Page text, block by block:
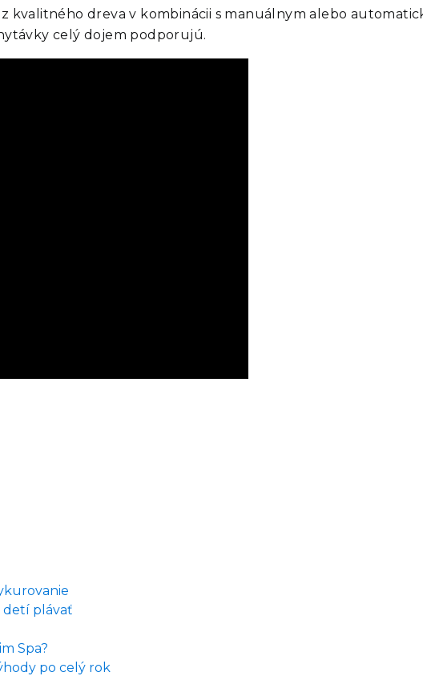
kvalitného dreva v kombinácii s manuálnym alebo
celý dojem podporujú.
detí plávať
Spa?
po celý rok